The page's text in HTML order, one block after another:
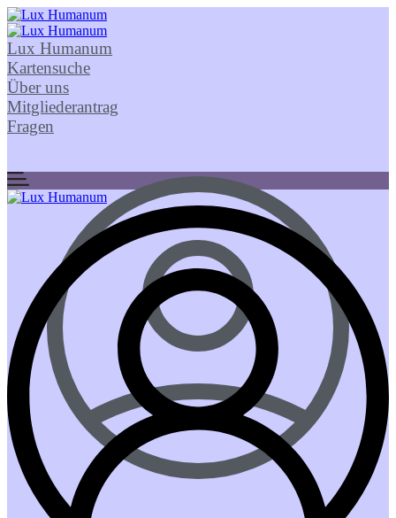
Lux Humanum
Kartensuche
Über uns
Mitgliederantrag
Fragen